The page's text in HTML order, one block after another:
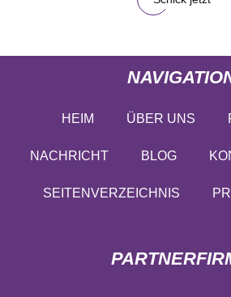
HEIM ÜBER UNS
NACHRICHT BLOG
SEITENVERZEICHNIS